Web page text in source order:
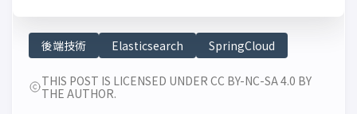
後端技術 Elasticsearch SpringCloud
THIS POST IS LICENSED UNDER CC BY-NC-SA 4.0 BY
THE AUTHOR.